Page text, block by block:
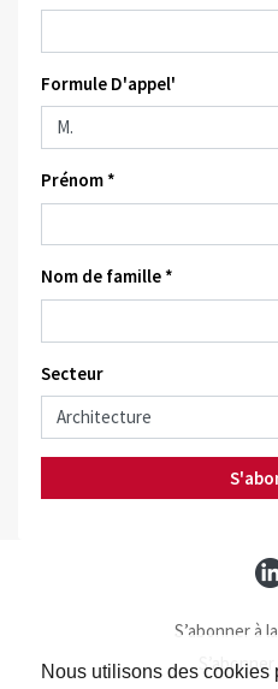
Nous utilisons des cookies
Formule D'appel'
Prénom *
Nom de famille *
Secteur
S’abonner à